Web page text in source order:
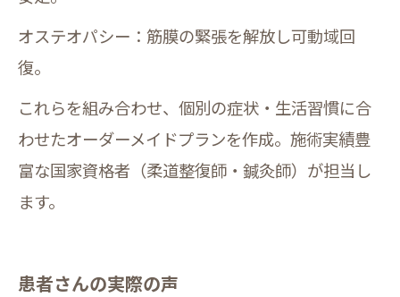
オステオパシー：筋膜の緊張を解放し可動域回
復。
これらを組み合わせ、個別の症状・生活習慣に合
わせたオーダーメイドプランを作成。施術実績豊
富な国家資格者（柔道整復師・鍼灸師）が担当し
ます。
患者さんの実際の声